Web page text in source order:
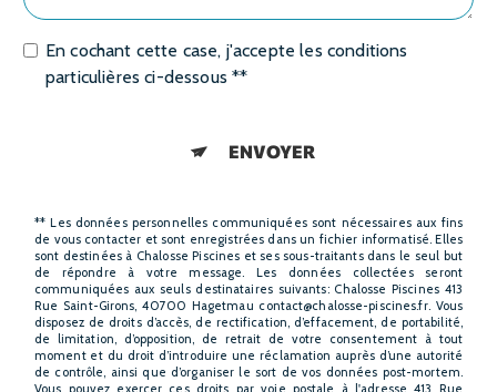
En cochant cette case, j'accepte les conditions
particulières ci-dessous **
ENVOYER
** Les données personnelles communiquées sont nécessaires aux fins
de vous contacter et sont enregistrées dans un fichier informatisé. Elles
sont destinées à Chalosse Piscines et ses sous-traitants dans le seul but
de répondre à votre message. Les données collectées seront
communiquées aux seuls destinataires suivants: Chalosse Piscines 413
Rue Saint-Girons, 40700 Hagetmau contact@chalosse-piscines.fr. Vous
disposez de droits d’accès, de rectification, d’effacement, de portabilité,
de limitation, d’opposition, de retrait de votre consentement à tout
moment et du droit d’introduire une réclamation auprès d’une autorité
de contrôle, ainsi que d’organiser le sort de vos données post-mortem.